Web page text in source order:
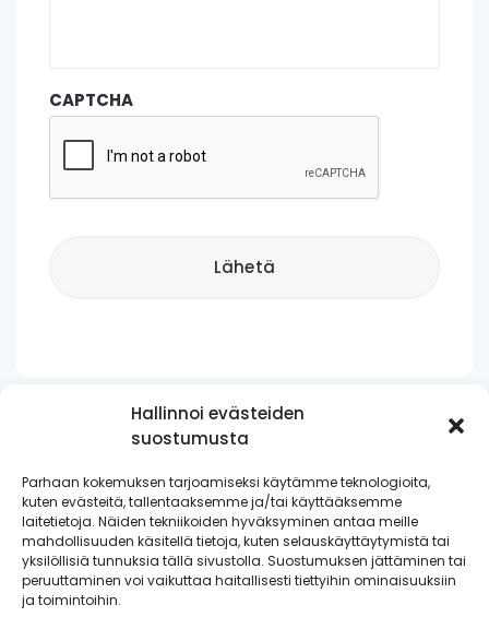
Hallinnoi evästeiden
suostumusta
Parhaan kokemuksen tarjoamiseksi käytämme teknologioita,
kuten evästeitä, tallentaaksemme ja/tai käyttääksemme
laitetietoja. Näiden tekniikoiden hyväksyminen antaa meille
mahdollisuuden käsitellä tietoja, kuten selauskäyttäytymistä tai
yksilöllisiä tunnuksia tällä sivustolla. Suostumuksen jättäminen tai
peruuttaminen voi vaikuttaa haitallisesti tiettyihin ominaisuuksiin
ja toimintoihin.
CAPTCHA
Nordic Impact Oy | Keilaniementie 1, 02150 Espoo, Finland
I Tel. +358 10 340 0080
Laskutustiedot